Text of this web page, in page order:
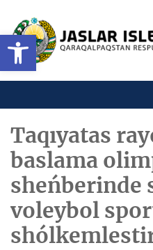
Open toolbar
content
Ózbekstan
Taqıyatas
baslama
sheńberinde
voleybol